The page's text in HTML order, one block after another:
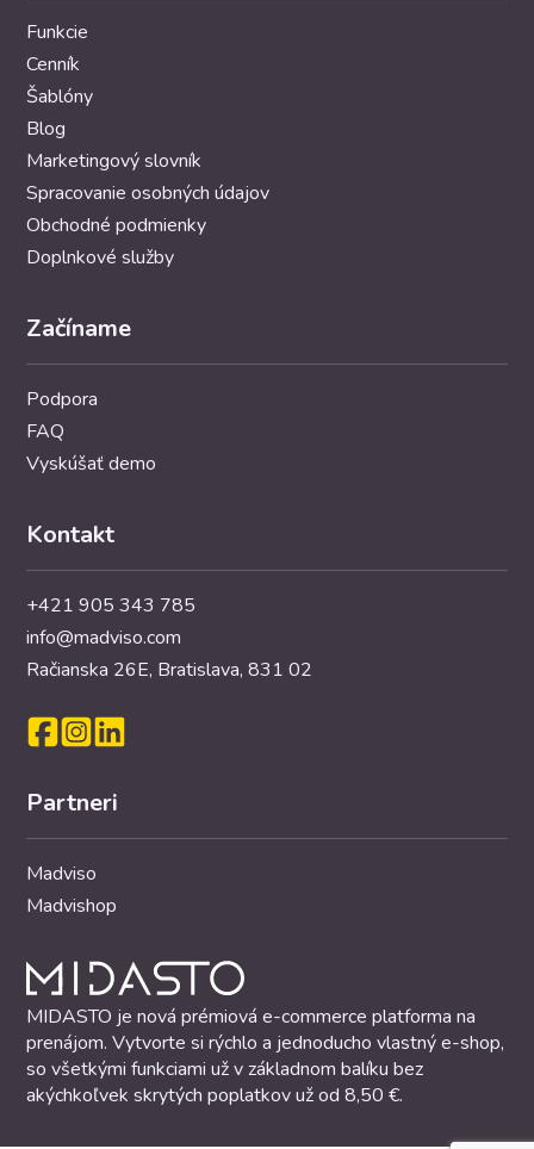
Funkcie
Cenník
Šablóny
Blog
Marketingový slovník
Spracovanie osobných údajov
Obchodné podmienky
Doplnkové služby
Začíname
Podpora
FAQ
Vyskúšať demo
Kontakt
+421 905 343 785
info@madviso.com
Račianska 26E, Bratislava, 831 02
Partneri
Madviso
Madvishop
MIDASTO je nová prémiová e-commerce platforma na
prenájom. Vytvorte si rýchlo a jednoducho vlastný e-shop,
so všetkými funkciami už v základnom balíku bez
akýchkoľvek skrytých poplatkov už od 8,50 €.